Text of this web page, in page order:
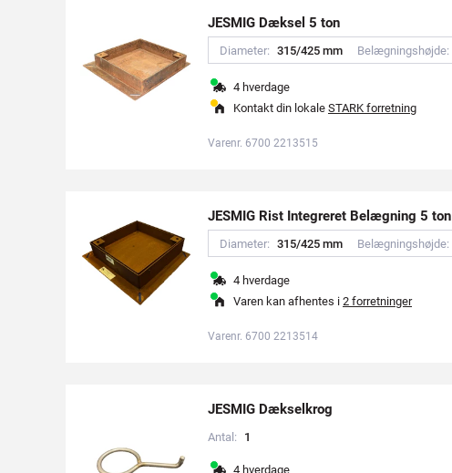
JESMIG Dæksel 5 ton
Diameter: 31 5/425 mm Belægningshøjde:
4 hverdage
Kontakt din lokale STARK forretning
Varenr. 6700 2213515
JESMIG Rist Integreret Belægning 5 ton
Diameter: 31 5/425 mm Belægningshøjde:
4 hverdage
Varen kan afhentes i 2 forretninger
Varenr. 6700 2213514
JESMIG Dækselkrog
Antal:
1
4 hverdage